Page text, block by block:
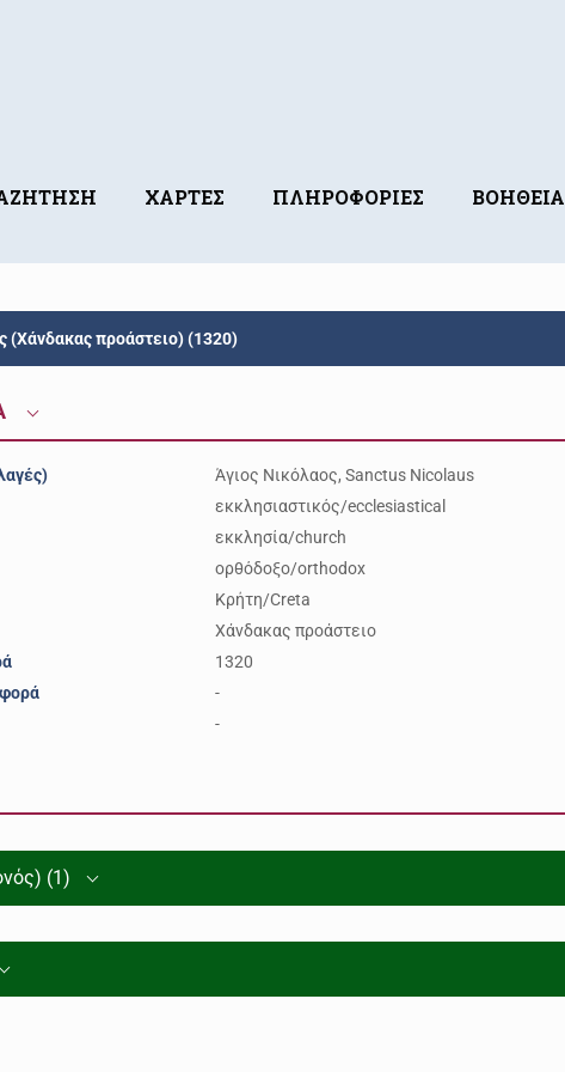
ΧΑΡΤΕΣ ΠΛΗΡΟΦΟΡΙΕΣ ΒΟΗΘΕΙΑ
(Χάνδακας προάστειο) (1320)
Άγιος Νικόλαος, Sanctus Nicolaus
εκκλησιαστικός/ecclesiastical
εκκλησία/church
ορθόδοξο/orthodox
Κρήτη/Creta
Χάνδακας προάστειο
1320
-
-
(1)